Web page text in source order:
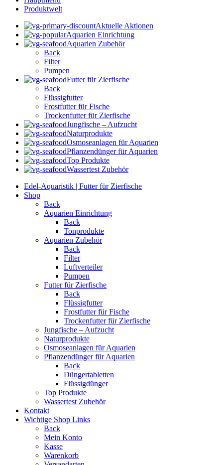
Produktwelt
Aktuelle Aktionen
Aquarien Einrichtung
Aquarien Zubehör
Back
Filter
Pumpen
Futter für Zierfische
Back
Flüssigfutter
Frostfutter für Fische
Trockenfutter für Zierfische
Jungfische – Aufzucht
Naturprodukte
Osmoseanlagen für Aquarien
Pflanzendünger für Aquarien
Top Produkte
Wassertest Zubehör
Edel-Aquaristik | Futter für Zierfische
Shop
Back
Aquarien Einrichtung
Back
Tonprodukte
Aquarien Zubehör
Back
Filter
Luftverteiler
Pumpen
Futter für Zierfische
Back
Flüssigfutter
Frostfutter für Fische
Trockenfutter für Zierfische
Jungfische – Aufzucht
Naturprodukte
Osmoseanlagen für Aquarien
Pflanzendünger für Aquarien
Back
Düngertabletten
Flüssigdünger
Top Produkte
Wassertest Zubehör
Kontakt
Wichtige Shop Links
Back
Mein Konto
Kasse
Warenkorb